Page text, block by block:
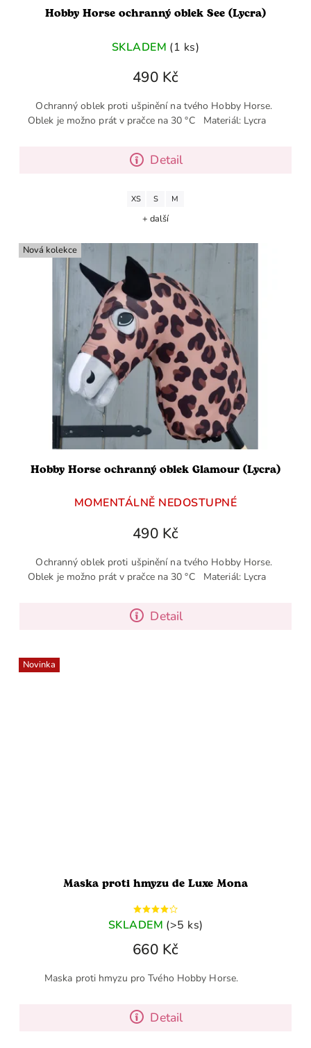
Hobby Horse ochranný oblek See (Lycra)
SKLADEM (1 ks)
490 Kč
Detail
Ochranný oblek proti ušpinění na tvého Hobby Horse.
Oblek je možno prát v pračce na 30 °C Materiál: Lycra
XS S M
+ další
Nová kolekce
Hobby Horse ochranný oblek Glamour (Lycra)
MOMENTÁLNĚ NEDOSTUPNÉ
490 Kč
Detail
Ochranný oblek proti ušpinění na tvého Hobby Horse.
Oblek je možno prát v pračce na 30 °C Materiál: Lycra
Novinka
Maska proti hmyzu de Luxe Mona
SKLADEM (>5 ks)
660 Kč
Detail
Maska proti hmyzu pro Tvého Hobby Horse.